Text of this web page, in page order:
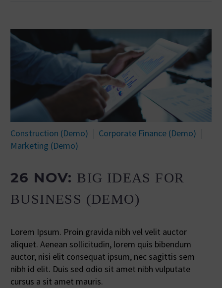
Construction (Demo)
Corporate Finance (Demo)
Marketing (Demo)
26 NOV: BIG IDEAS FOR
BUSINESS (DEMO)
Lorem Ipsum. Proin gravida nibh vel velit auctor
aliquet. Aenean sollicitudin, lorem quis bibendum
auctor, nisi elit consequat ipsum, nec sagittis sem
nibh id elit. Duis sed odio sit amet nibh vulputate
cursus a sit amet mauris.